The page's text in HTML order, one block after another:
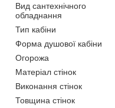
Вид сантехнічного
обладнання
Тип кабіни
Форма душової кабіни
Огорожа
Матеріал стінок
Виконання стінок
Товщина стінок